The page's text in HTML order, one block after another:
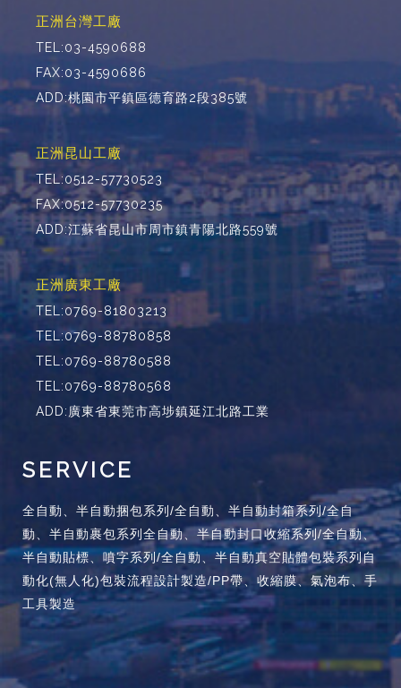
正洲台灣工廠
TEL:03-4590688
FAX:03-4590686
ADD:桃園市平鎮區德育路2段385號
正洲昆山工廠
TEL:0512-57730523
FAX:0512-57730235
ADD:江蘇省昆山市周市鎮青陽北路559號
正洲廣東工廠
TEL:0769-81803213
TEL:0769-88780858
TEL:0769-88780588
TEL:0769-88780568
ADD:廣東省東莞市高埗鎮延江北路工業
SERVICE
全自動、半自動捆包系列/全自動、半自動封箱系列/全自
動、半自動裹包系列全自動、半自動封口收縮系列/全自動、
半自動貼標、噴字系列/全自動、半自動真空貼體包裝系列自
動化(無人化)包裝流程設計製造/PP帶、收縮膜、氣泡布、手
工具製造